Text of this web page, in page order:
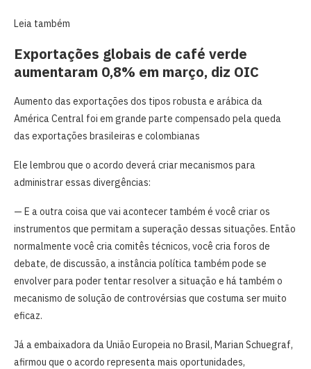
Leia também
Exportações globais de café verde
aumentaram 0,8% em março, diz OIC
Aumento das exportações dos tipos robusta e arábica da
América Central foi em grande parte compensado pela queda
das exportações brasileiras e colombianas
Ele lembrou que o acordo deverá criar mecanismos para
administrar essas divergências:
— E a outra coisa que vai acontecer também é você criar os
instrumentos que permitam a superação dessas situações. Então
normalmente você cria comitês técnicos, você cria foros de
debate, de discussão, a instância política também pode se
envolver para poder tentar resolver a situação e há também o
mecanismo de solução de controvérsias que costuma ser muito
eficaz.
Já a embaixadora da União Europeia no Brasil, Marian Schuegraf,
afirmou que o acordo representa mais oportunidades,